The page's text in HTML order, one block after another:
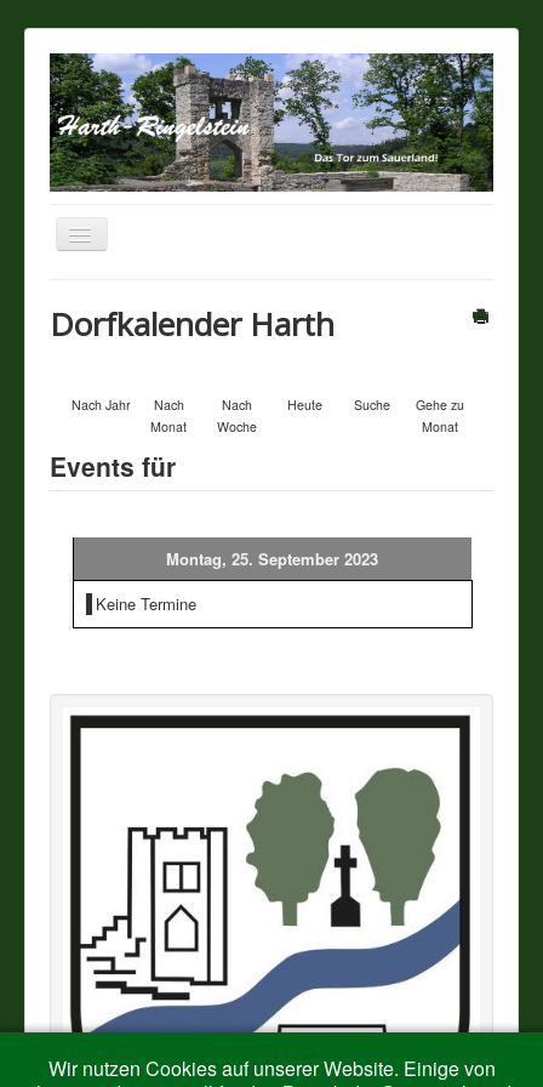
Navigation
Sehenswertes
Termine
Dorfkalender Harth
Nach Jahr
Nach
Monat
Nach
Woche
Heute Suche
Gehe zu
Monat
Events für
Montag, 25. September 2023
Keine Termine
Wir nutzen Cookies auf unserer Website. Einige von